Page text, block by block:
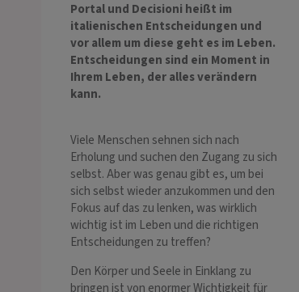
Portal und Decisioni heißt im
italienischen Entscheidungen und
vor allem um diese geht es im Leben.
Entscheidungen sind ein Moment in
Ihrem Leben, der alles verändern
kann.
Viele Menschen sehnen sich nach
Erholung und suchen den Zugang zu sich
selbst. Aber was genau gibt es, um bei
sich selbst wieder anzukommen und den
Fokus auf das zu lenken, was wirklich
wichtig ist im Leben und die richtigen
Entscheidungen zu treffen?
Den Körper und Seele in Einklang zu
bringen ist von enormer Wichtigkeit für